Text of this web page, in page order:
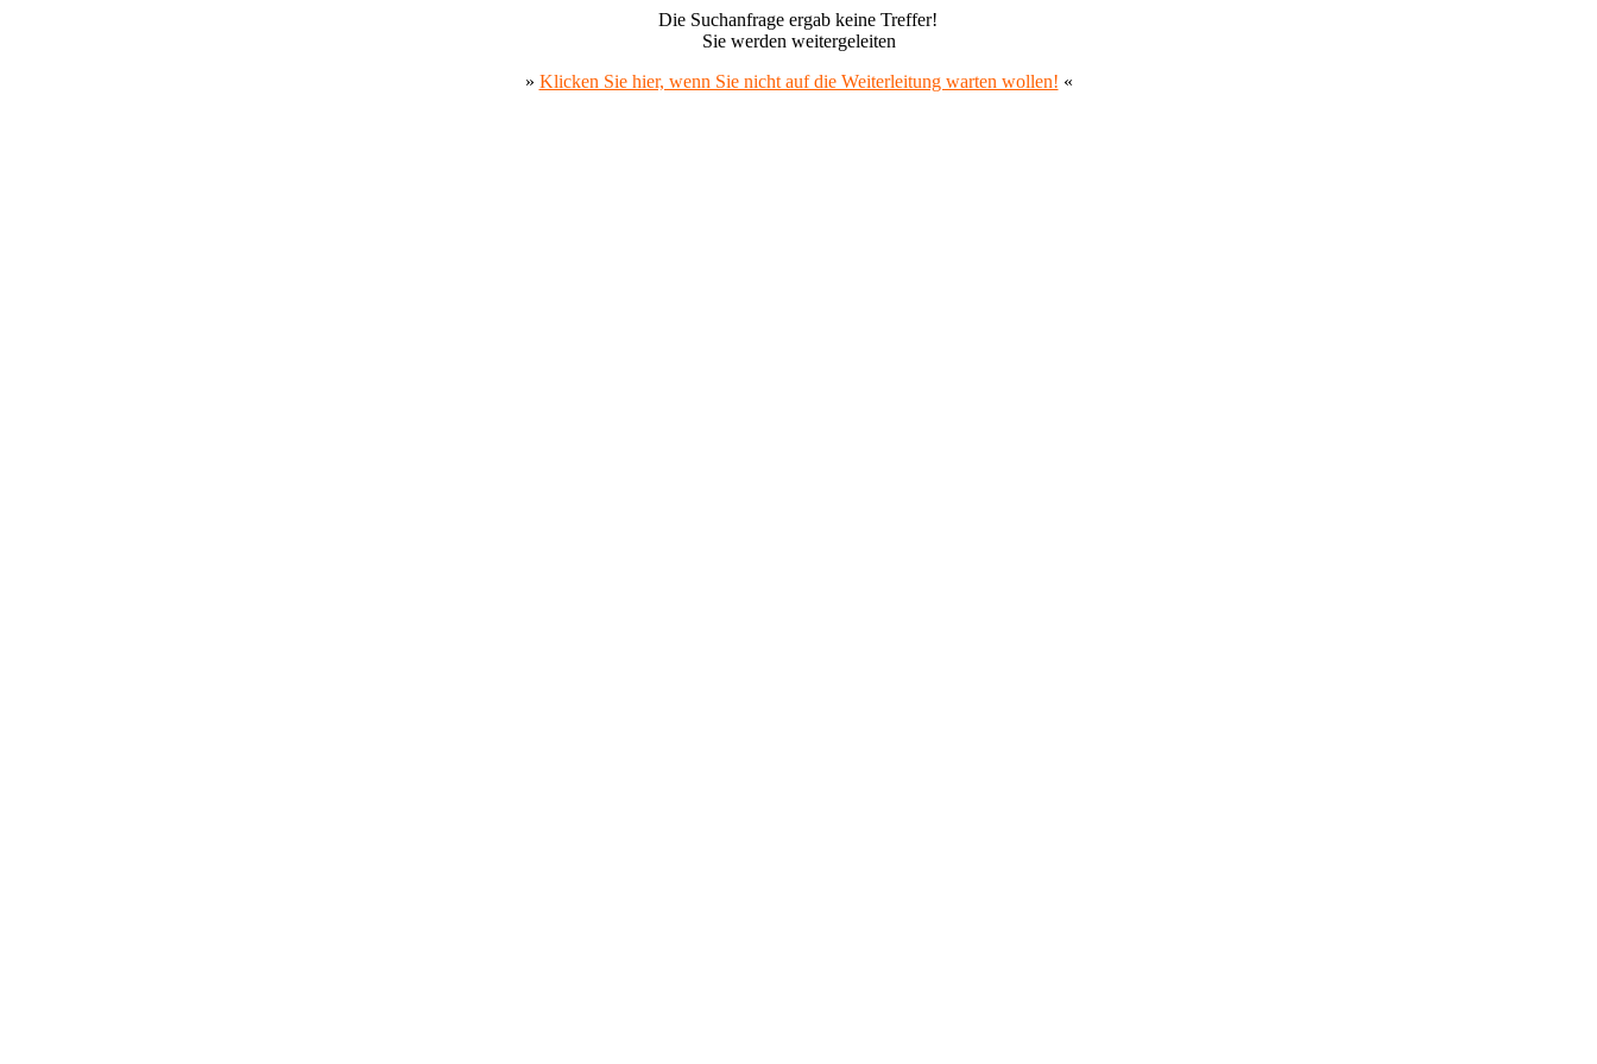
Die Suchanfrage ergab keine Treffer!
Sie werden weitergeleiten
» Klicken Sie hier, wenn Sie nicht auf die Weiterleitung warten wollen! «